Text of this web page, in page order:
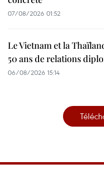
07/08/2026 01:52
Le Vietnam et la
50 ans de relations
06/08/2026 15:14